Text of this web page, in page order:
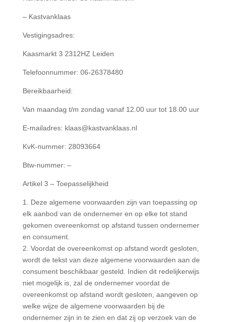
– Kastvanklaas
Vestigingsadres:
Kaasmarkt 3 2312HZ Leiden
Telefoonnummer: 06-26378480
Bereikbaarheid:
Van maandag t/m zondag vanaf 12.00 uur tot 18.00 uur
E-mailadres: klaas@kastvanklaas.nl
KvK-nummer: 28093664
Btw-nummer: –
Artikel 3 – Toepasselijkheid
1. Deze algemene voorwaarden zijn van toepassing op
elk aanbod van de ondernemer en op elke tot stand
gekomen overeenkomst op afstand tussen ondernemer
en consument.
2. Voordat de overeenkomst op afstand wordt gesloten,
wordt de tekst van deze algemene voorwaarden aan de
consument beschikbaar gesteld. Indien dit redelijkerwijs
niet mogelijk is, zal de ondernemer voordat de
overeenkomst op afstand wordt gesloten, aangeven op
welke wijze de algemene voorwaarden bij de
ondernemer zijn in te zien en dat zij op verzoek van de